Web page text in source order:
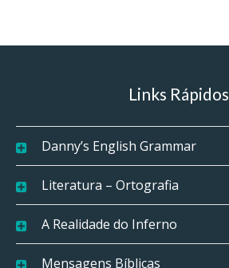
Links Rápidos
Danny’s English Grammar
Literatura – Ortografia
A Realidade do Inferno
Mensagens Bíblicas